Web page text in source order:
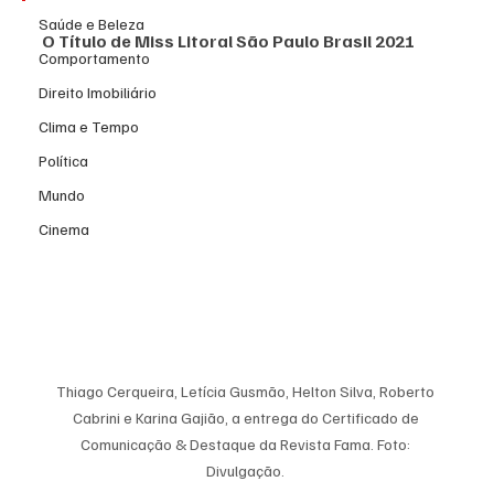
Saúde e Beleza
Comportamento
Direito Imobiliário
Clima e Tempo
Política
Mundo
Cinema
O Título de Miss Litoral São Paulo Brasil 2021
Thiago Cerqueira, Letícia Gusmão, Helton Silva, Roberto
Cabrini e Karina Gajião, a entrega do Certificado de
Comunicação & Destaque da Revista Fama. Foto:
Divulgação.